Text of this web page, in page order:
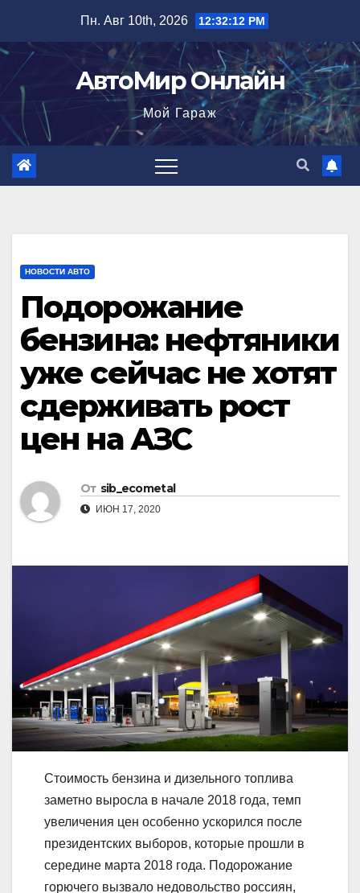
содержимому
Пн. Авг 10th, 2026 12:32:13 PM
АвтоМир Онлайн
Мой Гараж
НОВОСТИ АВТО
Подорожание
бензина: нефтяники
уже сейчас не хотят
сдерживать рост
цен на АЗС
От sib_ecometal
ИЮН 17, 2020
Стоимость бензина и дизельного топлива
заметно выросла в начале 2018 года, темп
увеличения цен особенно ускорился после
президентских выборов, которые прошли в
середине марта 2018 года. Подорожание
горючего вызвало недовольство россиян,